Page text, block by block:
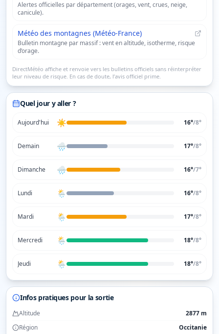
Alertes officielles par département (orages, vent, crues, neige,
canicule).
Météo des montagnes (Météo-France)
Bulletin montagne par massif : vent en altitude, isotherme, risque
d’orage.
DirectMétéo affiche et renvoie vers les bulletins officiels sans réinterpréter
leur niveau de risque. En cas de doute, l’avis officiel prime.
Quel jour y aller ?
Aujourd'hui ☀️ 16°/8°
Demain 🌧️ 17°/8°
Dimanche 🌧️ 16°/7°
Lundi 🌦️ 16°/8°
Mardi 🌦️ 17°/8°
Mercredi 🌦️ 18°/8°
Jeudi 🌦️ 18°/8°
Infos pratiques pour la sortie
Altitude
2877 m
Région
Occitanie